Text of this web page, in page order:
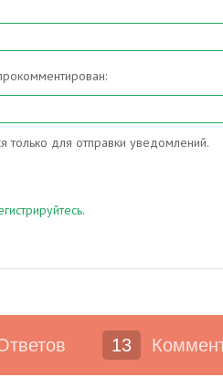
только для отправки уведомлений.
.
13